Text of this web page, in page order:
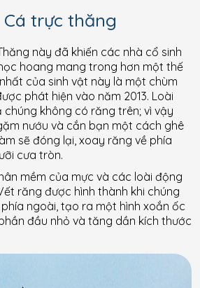
Cá trực thăng
này đã khiến các nhà cổ sinh
hoang mang trong hơn một thế
của sinh vật này là một chùm
phát hiện vào năm 2013. Loài
chúng không có răng trên; vì vậy
nướu và cắn bạn một cách ghê
sẽ đóng lại, xoay răng về phía
cưa tròn.
mềm của mực và các loài động
răng được hình thành khi chúng
ngoài, tạo ra một hình xoắn ốc
đầu nhỏ và tăng dần kích thước